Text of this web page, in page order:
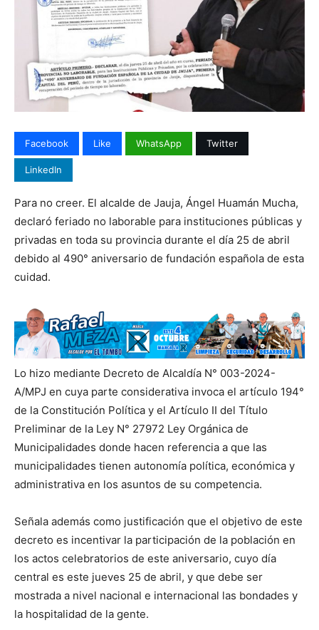
Facebook Like WhatsApp Twitter
LinkedIn
Para no creer. El alcalde de Jauja, Ángel Huamán Mucha,
declaró feriado no laborable para instituciones públicas y
privadas en toda su provincia durante el día 25 de abril
debido al 490° aniversario de fundación española de esta
cuidad.
Lo hizo mediante Decreto de Alcaldía N° 003-2024-
A/MPJ en cuya parte considerativa invoca el artículo 194°
de la Constitución Política y el Artículo II del Título
Preliminar de la Ley N° 27972 Ley Orgánica de
Municipalidades donde hacen referencia a que las
municipalidades tienen autonomía política, económica y
administrativa en los asuntos de su competencia.
Señala además como justificación que el objetivo de este
decreto es incentivar la participación de la población en
los actos celebratorios de este aniversario, cuyo día
central es este jueves 25 de abril, y que debe ser
mostrada a nivel nacional e internacional las bondades y
la hospitalidad de la gente.